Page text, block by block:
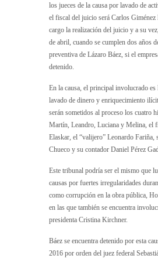
los jueces de la causa por lavado de
el fiscal del juicio será Carlos Giménez
cargo la realización del juicio y a su
de abril, cuando se cumplen dos años
preventiva de Lázaro Báez, si el
detenido.
En la causa, el principal involucrado es
lavado de dinero y enriquecimiento
serán sometidos al proceso los cuatro
Martín, Leandro, Luciana y Melina, el
Elaskar, el “valijero” Leonardo Fariña,
Chueco y su contador Daniel Pérez
Este tribunal podría ser el mismo que
causas por fuertes irregularidades
como corrupción en la obra pública,
en las que también se encuentra
presidenta Cristina Kirchner.
Báez se encuentra detenido por esta
2016 por orden del juez federal